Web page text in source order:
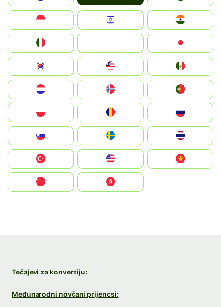
South Korea
United States
中國香港特別行政區
Tečajevi za konverziju:
Međunarodni novčani prijenosi: